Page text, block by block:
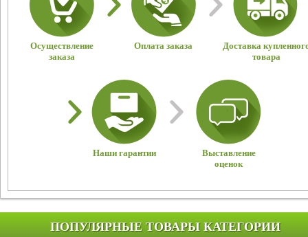
Осуществление
заказа
Оплата заказа
Доставка
товара
Наши гарантии
Выставление
оценок
ПОПУЛЯРНЫЕ ТОВАРЫ КАТЕГОРИИ